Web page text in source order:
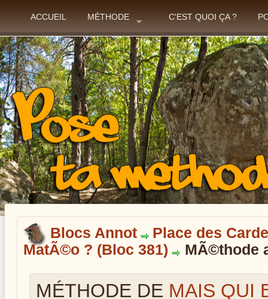
ACCUEIL MÉTHODE C'EST QUOI ÇA ?
Blocs Annot
Place des
MatÃ©o ? (Bloc 381)
MÃ©thode
MÉTHODE DE MAIS QUI